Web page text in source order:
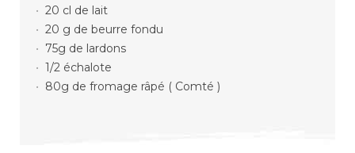
20 cl de lait
20 g de beurre fondu
75g de lardons
1/2 échalote
80g de fromage râpé ( Comté )